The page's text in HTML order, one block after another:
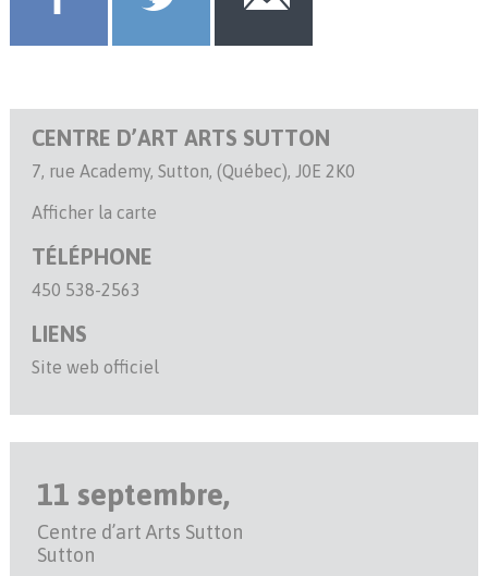
CENTRE D’ART ARTS SUTTON
7, rue Academy, Sutton, (Québec), J0E 2K0
Afficher la carte
TÉLÉPHONE
450 538-2563
LIENS
Site web officiel
11 septembre,
Centre d’art Arts Sutton
Sutton